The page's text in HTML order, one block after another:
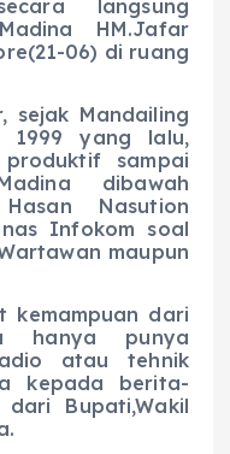
langsung
HM.Jafar
06) di ruang
Mandailing
1999 yang lalu,
sampai
dibawah
Nasution
Infokom soal
maupun
dari
hanya punya
atau tehnik
kepada berita-
Bupati,Wakil